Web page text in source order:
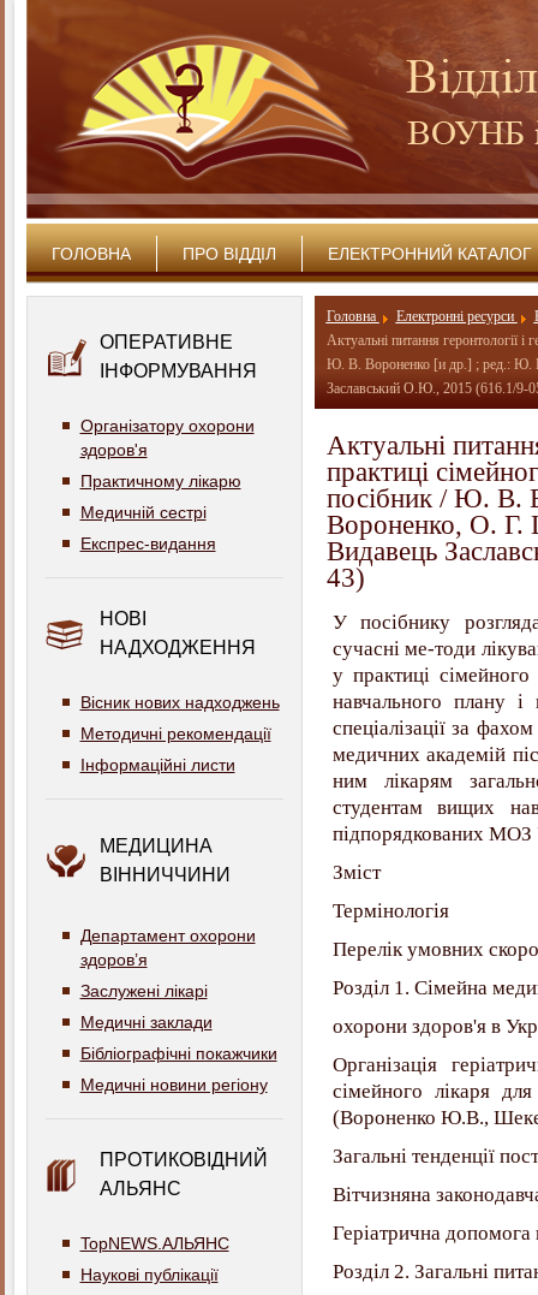
ГОЛОВНА ПРО ВІДДІЛ ЕЛЕКТРОННИЙ КАТАЛОГ
ОПЕРАТИВНЕ
ІНФОРМУВАННЯ
Організатору охорони
здоров'я
Практичному лікарю
Медичній сестрі
Експрес-видання
НОВІ
НАДХОДЖЕННЯ
Вісник нових надходжень
Методичні рекомендації
Інформаційні листи
МЕДИЦИНА
ВІННИЧЧИНИ
Департамент охорони
здоров’я
Заслужені лікарі
Медичні заклади
Бібліографічні покажчики
Медичні новини регіону
ПРОТИКОВІДНИЙ
АЛЬЯНС
TopNEWS.АЛЬЯНС
Наукові публікації
Головна Електронні ресурси
Актуальні питання геронтології і
Ю. В. Вороненко [и др.] ; ред.: Ю.
Заславський О.Ю., 2015 (616.1/9-
Актуальні
практиці
посібник / Ю. В.
Вороненко, О. Г.
Видавець
43)
У посібнику
сучасні ме-тоди
у практиці
навчального плану
спеціалізації за
медичних академій
ним лікарям
студентам вищих
підпорядкованих МОЗ
Зміст
Термінологія
Перелік умовних
Розділ 1. Сімейна
охорони здоров'я в
Організація
сімейного лікаря
(Вороненко Ю.В.,
Загальні тенденції
Вітчизняна
Геріатрична допомога
Розділ 2. Загальні